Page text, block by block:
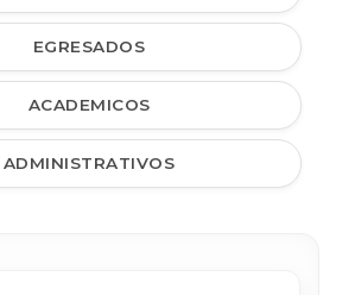
EGRESADOS
ACADEMICOS
ADMINISTRATIVOS